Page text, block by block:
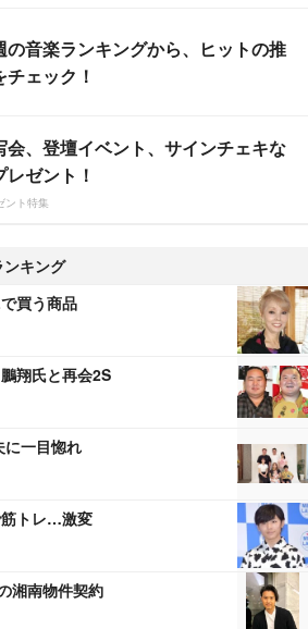
の音楽ランキングから、ヒットの推
チェック！
会、登壇イベント、サインチェキな
レゼント！
ント特集
キング
買う商品
翔氏と再会2S
に一目惚れ
トレ…激変
湘南物件契約